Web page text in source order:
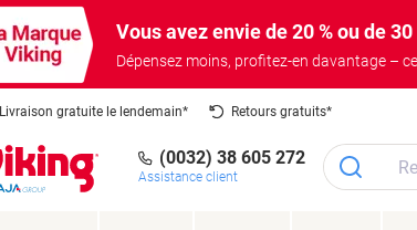
Vous avez envie de 20 % ou de
Dépensez moins, profitez-en davantage –
Livraison gratuite le lendemain* Retours gratuits*
(0032) 38 605 272
Assistance client